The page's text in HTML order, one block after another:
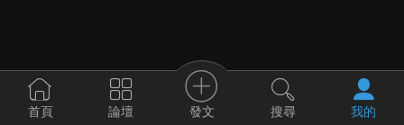
首頁 論壇 發文 搜尋 我的